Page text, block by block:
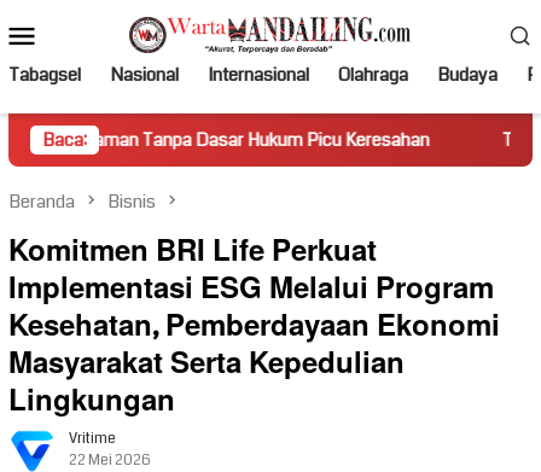
ke
kontenMobile
Tabagsel Nasional Internasional Olahraga Budaya
Baca:
Tanpa Dasar Hukum Picu Keresahan Truk Miring
Beranda Bisnis
Komitmen BRI Life Perkuat
Implementasi ESG Melalui Program
Kesehatan, Pemberdayaan Ekonomi
Masyarakat Serta Kepedulian
Lingkungan
Vritime
22 Mei 2026